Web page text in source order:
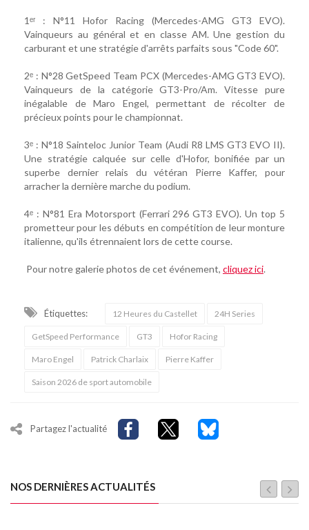
1ᵉʳ : N°11 Hofor Racing (Mercedes-AMG GT3 EVO).
Vainqueurs au général et en classe AM. Une gestion du
carburant et une stratégie d'arrêts parfaits sous "Code 60".
2ᵉ : N°28 GetSpeed Team PCX (Mercedes-AMG GT3 EVO).
Vainqueurs de la catégorie GT3-Pro/Am. Vitesse pure
inégalable de Maro Engel, permettant de récolter de
précieux points pour le championnat.
3ᵉ : N°18 Sainteloc Junior Team (Audi R8 LMS GT3 EVO II).
Une stratégie calquée sur celle d'Hofor, bonifiée par un
superbe dernier relais du vétéran Pierre Kaffer, pour
arracher la dernière marche du podium.
4ᵉ : N°81 Era Motorsport (Ferrari 296 GT3 EVO). Un top 5
prometteur pour les débuts en compétition de leur monture
italienne, qu'ils étrennaient lors de cette course.
Pour notre galerie photos de cet événement, cliquez ici.
Étiquettes: 12 Heures du Castellet 24H Series
GetSpeed Performance GT3 Hofor Racing
Maro Engel Patrick Charlaix Pierre Kaffer
Saison 2026 de sport automobile
Partagez l'actualité
NOS DERNIÈRES ACTUALITÉS